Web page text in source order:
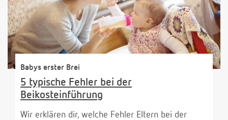
Babys erster Brei
5 typische Fehler bei der
Beikosteinführung
Wir erklären dir, welche Fehler Eltern bei der